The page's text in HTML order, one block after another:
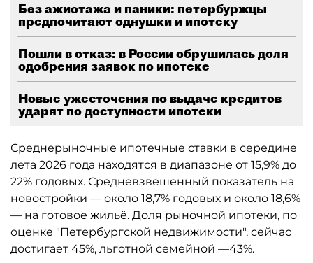
Без ажиотажа и паники: петербуржцы
предпочитают однушки и ипотеку
Пошли в отказ: в России обрушилась доля
одобрения заявок по ипотеке
Новые ужесточения по выдаче кредитов
ударят по доступности ипотеки
Среднерыночные ипотечные ставки в середине
лета 2026 года находятся в диапазоне от 15,9% до
22% годовых. Средневзвешенный показатель на
новостройки — около 18,7% годовых и около 18,6%
— на готовое жильё. Доля рыночной ипотеки, по
оценке "Петербургской недвижимости", сейчас
достигает 45%, льготной семейной —43%.